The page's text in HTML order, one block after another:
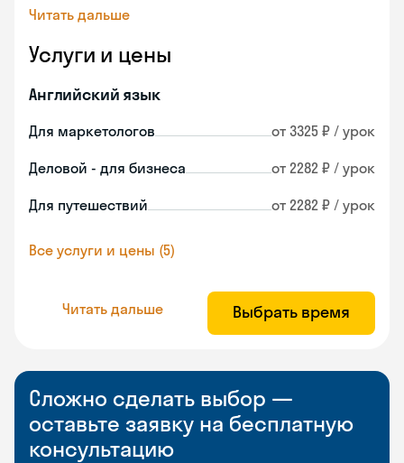
Читать дальше
Услуги и цены
Английский язык
Для маркетологов от 3325 ₽ / урок
Деловой - для бизнеса от 2282 ₽ / урок
Для путешествий от 2282 ₽ / урок
Все услуги и цены (5)
Читать дальше Выбрать время
Сложно сделать выбор —
оставьте заявку на бесплатную
консультацию